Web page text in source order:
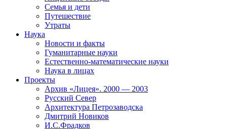
Семья и дети
Путешествие
Утраты
Наука
Новости и факты
Гуманитарные науки
Естественно-математические науки
Наука в лицах
Проекты
Архив «Лицея». 2000 — 2003
Русский Север
Архитектура Петрозаводска
Дмитрий Новиков
И.С.Фрадков